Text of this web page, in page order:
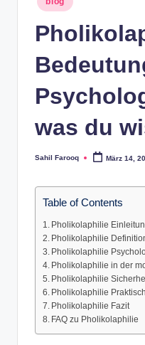
in
was du
Posted
Sahil Farooq März 14,
Table of Contents
Pholikolaphilie
Pholikolaphilie
Pholikolaphilie
Pholikolaphilie in der
Pholikolaphilie
Pholikolaphilie
Pholikolaphilie Fazit
FAQ zu Pholikolaphilie